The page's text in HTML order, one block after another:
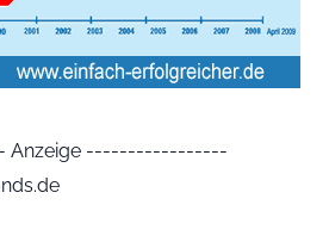
-----------------